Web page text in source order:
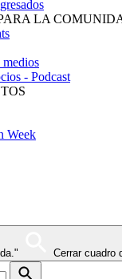
LA
- Podcast
Week
Cerrar cuadro